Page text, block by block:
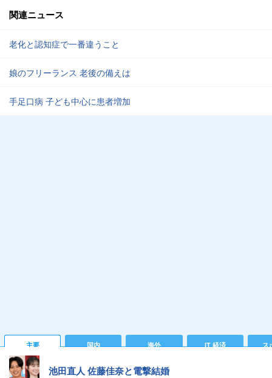
関連ニュース
老化と認知症で一番違うこと
娘のフリーランス 老後の備えは
手足口病 子ども中心に患者増加
主要 国内 海外 IT 経済 ス
池田直人 佐藤佳奈と電撃結婚